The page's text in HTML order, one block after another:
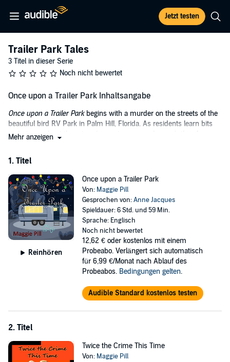
Jetzt testen
Trailer Park Tales
3 Titel in dieser Serie
Noch nicht bewertet
Once upon a Trailer Park Inhaltsangabe
Once upon a Trailer Parkbegins with a murder on the streets of the
beautiful bird RV Park in Palm Hill, Florida. As residents learn bits
and pieces about the crime (some true, some less so), they form
some due to friendship, some from fear, some to protect
themselves.
What soon becomes clear is that asking too many questions brings
danger. In fact, for one unlucky senior citizen, it could spell disaster.
A new series that’s suspenseful, humorous, and focused on
mature couples with loving (but, sometimes, contentious)
relationships.
©2019 Peg Herring (P)2020 Peg Herring
Mehr anzeigen
1. Titel
Reinhören
Once upon a Trailer Park
Von: Maggie Pill
Gesprochen von:Anne Jacques
Spieldauer: 6 Std. und 59 Min.
Sprache: Englisch
Noch nicht bewertet
12,62 € oder kostenlos mit einem
Probeabo. Verlängert sich automatisch
für 6,99 €/Monat nach Ablauf des
Probeabos. Bedingungen gelten.
Audible Standard kostenlos testen
2. Titel
Twice the Crime This Time
Von: Maggie Pill